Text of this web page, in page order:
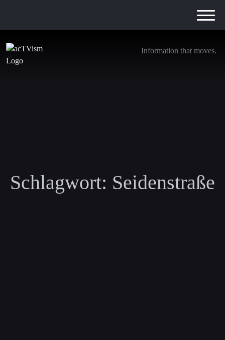
Information that moves.
Schlagwort: Seidenstraße